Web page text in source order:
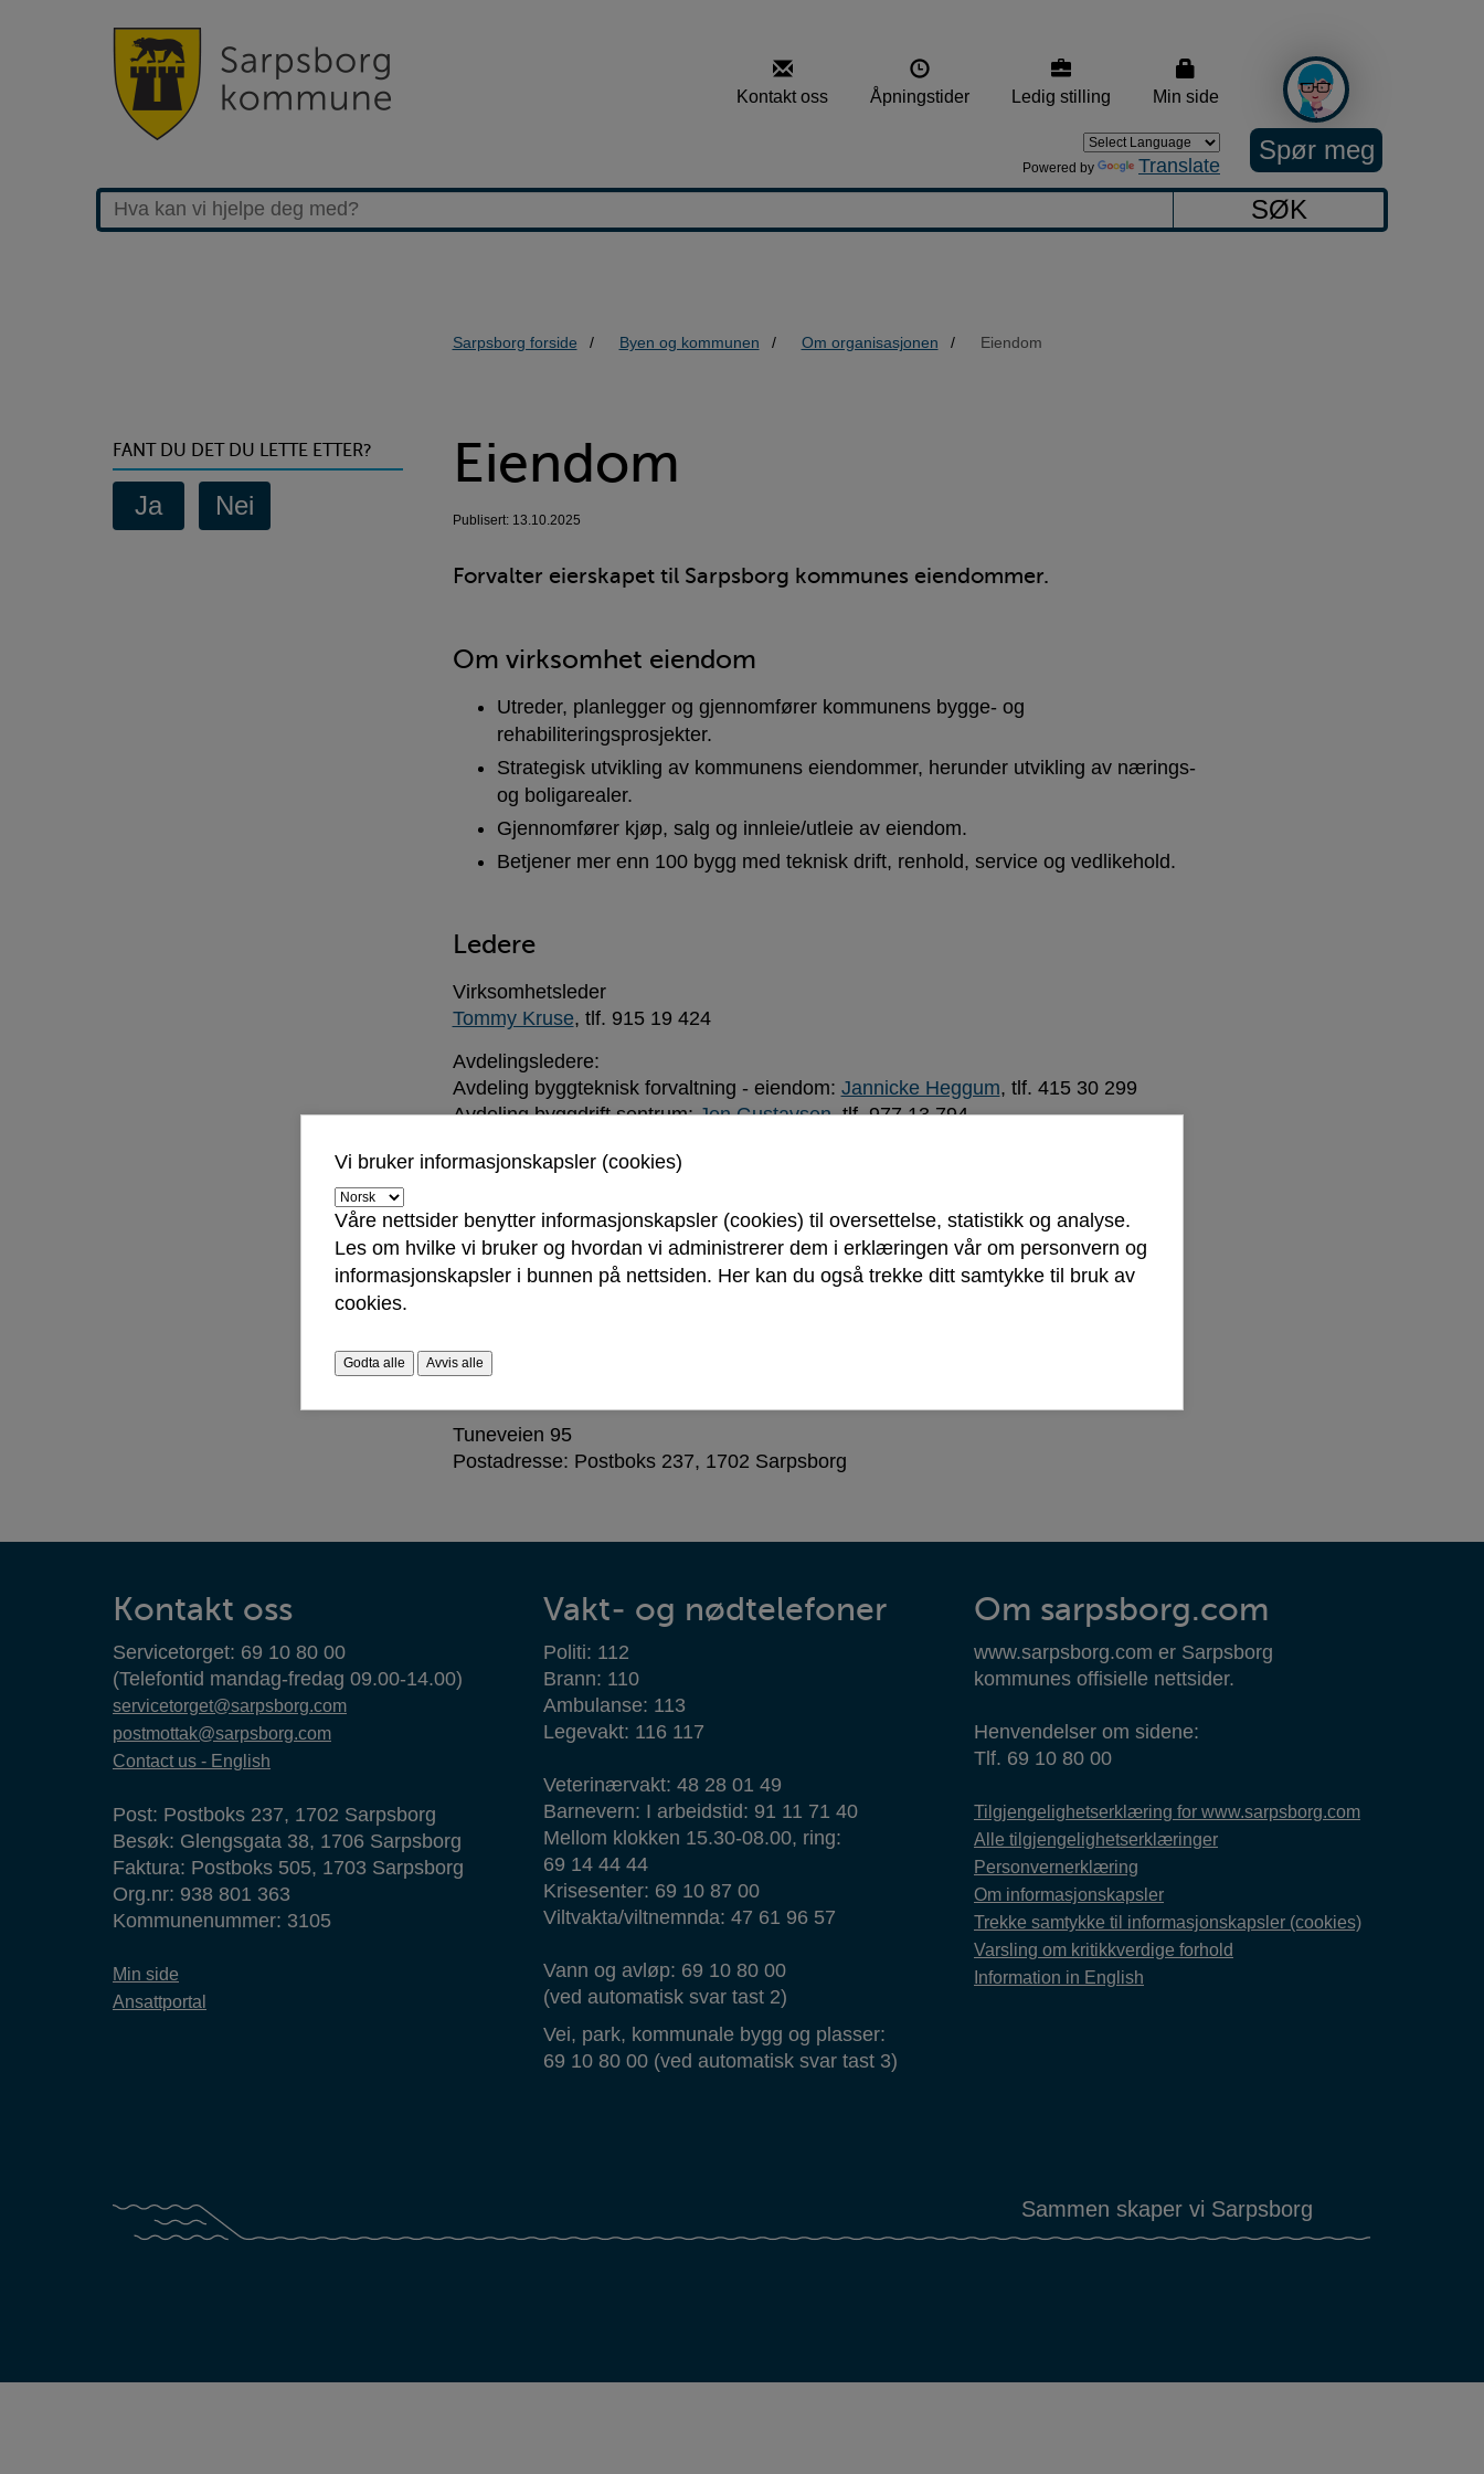
Kontakt oss Åpningstider Ledig stilling Min side
Spør meg
Powered by Translate
SØK
Sarpsborg forside Byen og kommunen Om organisasjonen Eiendom
FANT DU DET DU LETTE ETTER? Eiendom
Publisert: 13.10.2025
Forvalter eierskapet til Sarpsborg kommunes eiendommer.
Om virksomhet eiendom
Utreder, planlegger og gjennomfører kommunens bygge- og
rehabiliteringsprosjekter.
Strategisk utvikling av kommunens eiendommer, herunder utvikling av nærings-
og boligarealer.
Gjennomfører kjøp, salg og innleie/utleie av eiendom.
Betjener mer enn 100 bygg med teknisk drift, renhold, service og vedlikehold.
Ledere
Virksomhetsleder
Tommy Kruse, tlf. 915 19 424
Avdelingsledere:
Avdeling byggteknisk forvaltning - eiendom: Jannicke Heggum, tlf. 415 30 299
Avdeling byggdrift sentrum:Jon Gustavsen, tlf. 977 13 794
Avdeling byggdrift Tune:Sjur Økland
Avdeling renhold sentrum:Gunn Brox Lauritzen, tlf. 977 61 211
Avdeling renhold Skjeberg:Anne Marthe Eriksen, tlf 454 45 103
Avdeling renhold Tune:Trude Merethe Sanna, tlf 410 69 161
Adresse:
Tuneveien 95
Postadresse: Postboks 237, 1702 Sarpsborg
Kontaktinformasjon
Kontakt oss
Servicetorget: 69 10 80 00
(Telefontid mandag-fredag 09.00-14.00)
servicetorget@sarpsborg.com
postmottak@sarpsborg.com
Contact us - English
Post: Postboks 237, 1702 Sarpsborg
Besøk: Glengsgata 38, 1706 Sarpsborg
Faktura: Postboks 505, 1703 Sarpsborg
Org.nr: 938 801 363
Kommunenummer: 3105
Min side
Ansattportal
Vakt- og nødtelefoner
Politi: 112
Brann: 110
Ambulanse: 113
Legevakt: 116 117
Veterinærvakt: 48 28 01 49
Barnevern: I arbeidstid: 91 11 71 40
Mellom klokken 15.30-08.00, ring:
69 14 44 44
Krisesenter: 69 10 87 00
Viltvakta/viltnemnda: 47 61 96 57
Vann og avløp: 69 10 80 00
(ved automatisk svar tast 2)
Vei, park, kommunale bygg og plasser:
69 10 80 00 (ved automatisk svar tast 3)
Om sarpsborg.com
www.sarpsborg.com er Sarpsborg
kommunes offisielle nettsider.
Henvendelser om sidene:
Tlf. 69 10 80 00
Tilgjengelighetserklæring for www.sarpsborg.com
Alle tilgjengelighetserklæringer
Personvernerklæring
Om informasjonskapsler
Trekke samtykke til informasjonskapsler (cookies)
Varsling om kritikkverdige forhold
Information in English
Sammen skaper vi Sarpsborg
Vi bruker informasjonskapsler (cookies)
Våre nettsider benytter informasjonskapsler (cookies) til oversettelse, statistikk og analyse.
Les om hvilke vi bruker og hvordan vi administrerer dem i erklæringen vår om personvern og
informasjonskapsler i bunnen på nettsiden. Her kan du også trekke ditt samtykke til bruk av
cookies.
Godta alle Avvis alle